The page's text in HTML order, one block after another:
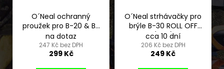
O´Neal ochranný
proužek pro B-20 & B-
30
na dotaz
247 Kč bez DPH
299 Kč
O´Neal strhávačky pro
brýle B-30 ROLL OFF
(10ks)
cca 10 dní
206 Kč bez DPH
249 Kč